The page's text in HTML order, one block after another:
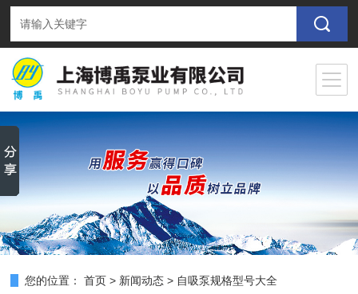
您的位置： 首页 > 新闻动态 > 自吸泵规格型号大全